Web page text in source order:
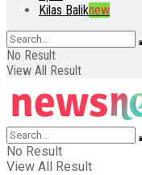
Kilas Baliknew
No Result
View All Result
No Result
View All Result